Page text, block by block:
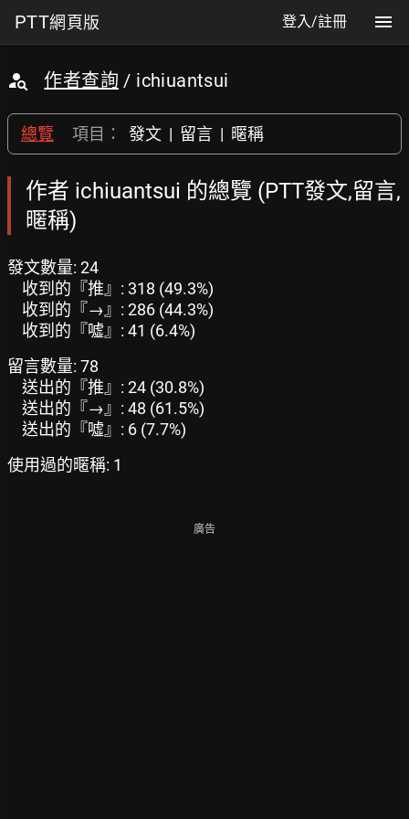
PTT網頁版 登入/註冊
作者查詢 / ichiuantsui
總覽 項目： 發文 | 留言 | 暱稱
作者 ichiuantsui 的總覽 (PTT發文,留言,
暱稱)
發文數量: 24
收到的『推』: 318 (49.3%)
收到的『→』: 286 (44.3%)
收到的『噓』: 41 (6.4%)
留言數量: 78
送出的『推』: 24 (30.8%)
送出的『→』: 48 (61.5%)
送出的『噓』: 6 (7.7%)
使用過的暱稱: 1
廣告